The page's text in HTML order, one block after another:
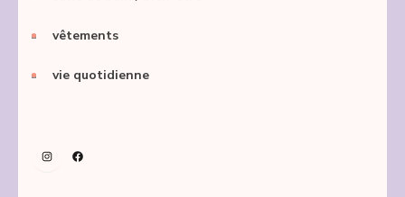
vêtements
vie quotidienne
InstagramFacebook